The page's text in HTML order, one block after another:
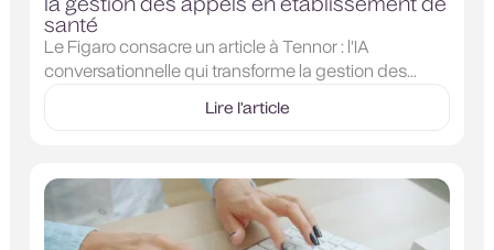
santé
Le Figaro consacre un article à Tennor : l'IA
conversationnelle qui transforme la gestion des
appels dans les établissements de santé. 100 % des
appels répondus, +15 % de rendez-vous pris, des
Lire l'article